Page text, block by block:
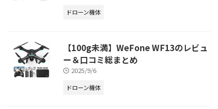
ドローン機体
【100g未満】WeFone WF13のレビュ
ー＆口コミ総まとめ
2025/9/6
ドローン機体